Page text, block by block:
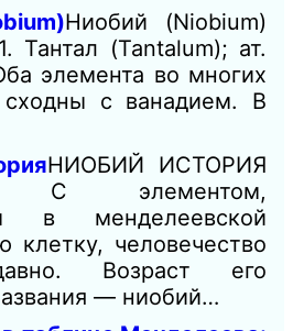
Ниобий (Niobium)
Тантал (Tantalum); ат.
элемента во многих
сходны с ванадием. В
НИОБИЙ ИСТОРИЯ
С элементом,
в менделеевской
клетку, человечество
Возраст его
— ниобий…